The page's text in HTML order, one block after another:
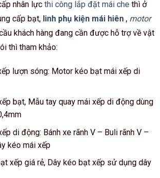
nhân lực thi công lắp đặt mái che thì ở
cấp bạt, linh phụ kiện mái hiên , motor
khách hàng đang cần được hỗ trợ về vật
thì tham khảo:
lượn sóng: Motor kéo bạt mái xếp di
bạt, Mẫu tay quay mái xếp di động dùng
di động: Bánh xe rãnh V – Buli rãnh V –
kéo mái xếp
xếp giá rẻ, Dây kéo bạt xếp sử dụng dây